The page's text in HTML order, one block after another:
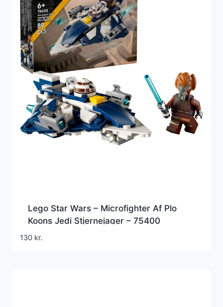
Lego Star Wars – Microfighter Af Plo
Koons Jedi Stjernejager – 75400
130 kr.